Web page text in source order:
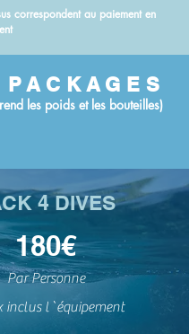
correspondent au paiement en
les poids et les bouteilles)
4 DIVES
180€
Par Personne
inclus l`équipement